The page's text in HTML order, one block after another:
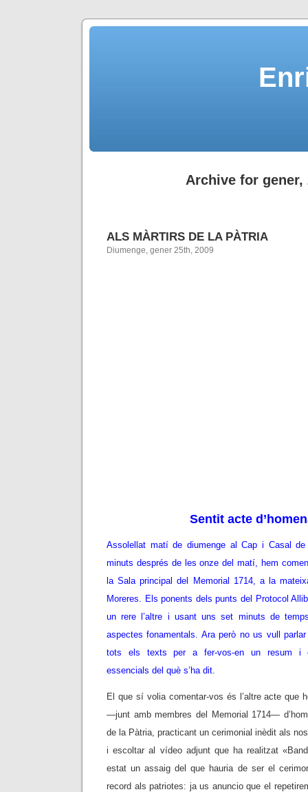
Archive for gener,
ALS MÀRTIRS DE LA PÀTRIA
Diumenge, gener 25th, 2009
Sentit acte
Assolellat matí de diumenge al Cap i Casal
minuts després de les onze del matí, hem
la Sala principal del Memorial 1714, a la
Moreres. Els ponents dels punts del Protocol
un rere l’altre i usant uns set minuts de
aspectes fonamentals. Ara però no us vull parlar
tots els texts per a fer-vos-en un resum i
essencials del què s’ha dit.
El que sí volia comentar-vos és l’altre acte que
—junt amb membres del Memorial 1714—
de la Pàtria, practicant un cerimonial inèdit als
i escoltar al vídeo adjunt que ha realitzat
estat un assaig del que hauria de ser el
record als patriotes: ja us anuncio que el